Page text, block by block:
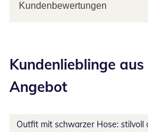
Kundenbewertungen
Kundenlieblinge aus
Angebot
Outfit mit schwarzer Hose: stilvoll